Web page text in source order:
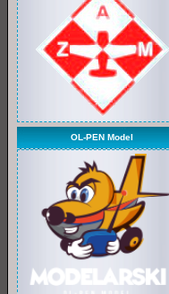
OL-PEN Model